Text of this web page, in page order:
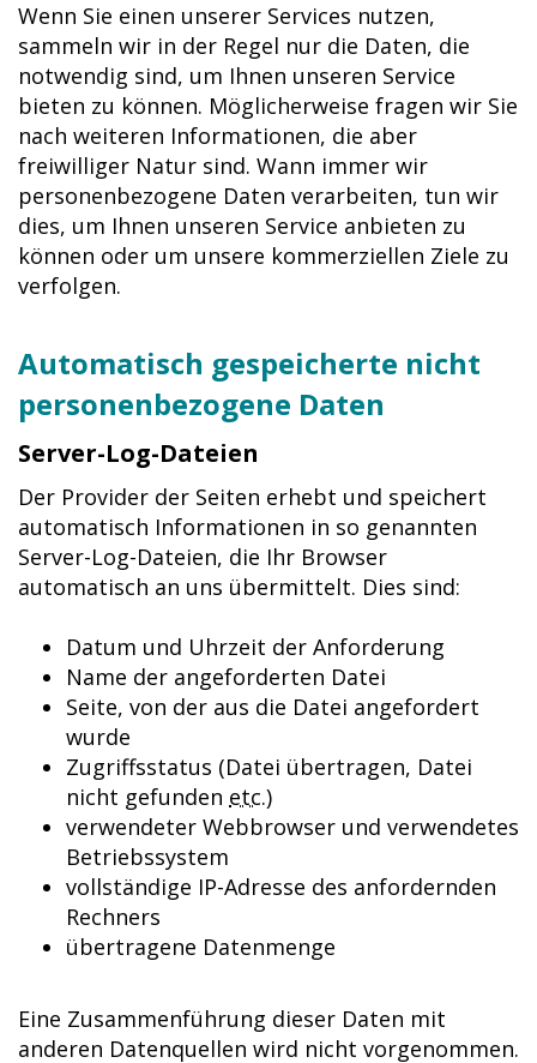
Wenn Sie einen unserer Services nutzen,
sammeln wir in der Regel nur die Daten, die
notwendig sind, um Ihnen unseren Service
bieten zu können. Möglicherweise fragen wir Sie
nach weiteren Informationen, die aber
freiwilliger Natur sind. Wann immer wir
personenbezogene Daten verarbeiten, tun wir
dies, um Ihnen unseren Service anbieten zu
können oder um unsere kommerziellen Ziele zu
verfolgen.
Automatisch gespeicherte nicht
personenbezogene Daten
Server-Log-Dateien
Der Provider der Seiten erhebt und speichert
automatisch Informationen in so genannten
Server-Log-Dateien, die Ihr Browser
automatisch an uns übermittelt. Dies sind:
Datum und Uhrzeit der Anforderung
Name der angeforderten Datei
Seite, von der aus die Datei angefordert
wurde
Zugriffsstatus (Datei übertragen, Datei
nicht gefunden etc.)
verwendeter Webbrowser und verwendetes
Betriebssystem
vollständige IP-Adresse des anfordernden
Rechners
übertragene Datenmenge
Eine Zusammenführung dieser Daten mit
anderen Datenquellen wird nicht vorgenommen.